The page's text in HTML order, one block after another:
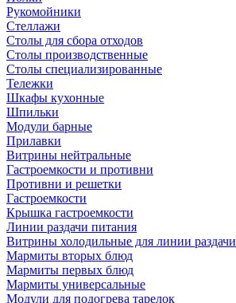
Рукомойники
Стеллажи
Столы для сбора отходов
Столы производственные
Столы специализированные
Тележки
Шкафы кухонные
Шпильки
Модули барные
Прилавки
Витрины нейтральные
Гастроемкости и противни
Противни и решетки
Гастроемкости
Крышка гастроемкости
Линии раздачи питания
Витрины холодильные для линии раздачи
Мармиты вторых блюд
Мармиты первых блюд
Мармиты универсальные
Модули для подогрева тарелок